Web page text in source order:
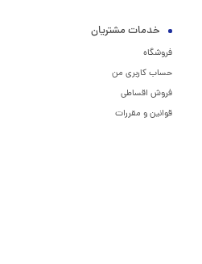
خدمات مشتریان
فروشگاه
حساب کاربری من
فروش اقساطی
قوانین و مقررات